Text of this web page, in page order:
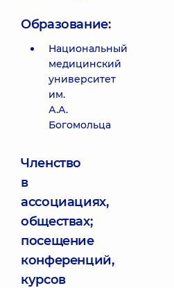
Образование:
Национальный
медицинский
университет
им.
А.А.
Богомольца
Членство
в
ассоциациях,
обществах;
посещение
конференций,
курсов